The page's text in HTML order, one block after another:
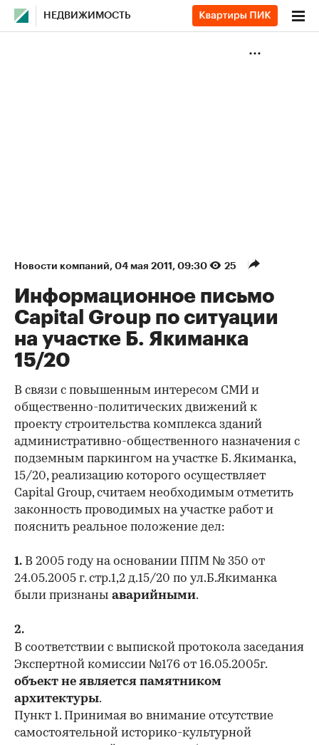
НЕДВИЖИМОСТЬ
Новости компаний⁠, 04 мая 2011, 09:30 25
Информационное письмо
Capital Group по ситуации
на участке Б. Якиманка
15/20
В связи с повышенным интересом СМИ и
общественно-политических движений к
проекту строительства комплекса зданий
административно-общественного назначения с
подземным паркингом на участке Б. Якиманка,
15/20, реализацию которого осуществляет
Capital Group, считаем необходимым отметить
законность проводимых на участке работ и
пояснить реальное положение дел:
1. В 2005 году на основании ППМ № 350 от
24.05.2005 г. стр.1,2 д.15/20 по ул.Б.Якиманка
были признаны аварийными.
2.
В соответствии с выпиской протокола заседания
Экспертной комиссии №176 от 16.05.2005г.
объект не является памятником
архитектуры.
Пункт 1. Принимая во внимание отсутствие
самостоятельной историко-культурной